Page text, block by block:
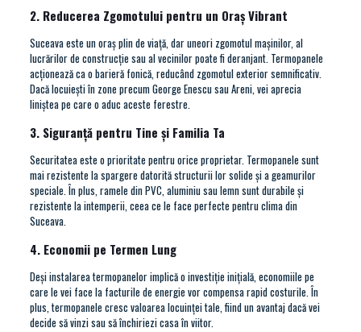
2. Reducerea Zgomotului pentru un Oraș Vibrant
Suceava este un oraș plin de viață, dar uneori zgomotul mașinilor, al
lucrărilor de construcție sau al vecinilor poate fi deranjant. Termopanele
acționează ca o barieră fonică, reducând zgomotul exterior semnificativ.
Dacă locuiești în zone precum George Enescu sau Areni, vei aprecia
liniștea pe care o aduc aceste ferestre.
3. Siguranță pentru Tine și Familia Ta
Securitatea este o prioritate pentru orice proprietar. Termopanele sunt
mai rezistente la spargere datorită structurii lor solide și a geamurilor
speciale. În plus, ramele din PVC, aluminiu sau lemn sunt durabile și
rezistente la intemperii, ceea ce le face perfecte pentru clima din
Suceava.
4. Economii pe Termen Lung
Deși instalarea termopanelor implică o investiție inițială, economiile pe
care le vei face la facturile de energie vor compensa rapid costurile. În
plus, termopanele cresc valoarea locuinței tale, fiind un avantaj dacă vei
decide să vinzi sau să închiriezi casa în viitor.